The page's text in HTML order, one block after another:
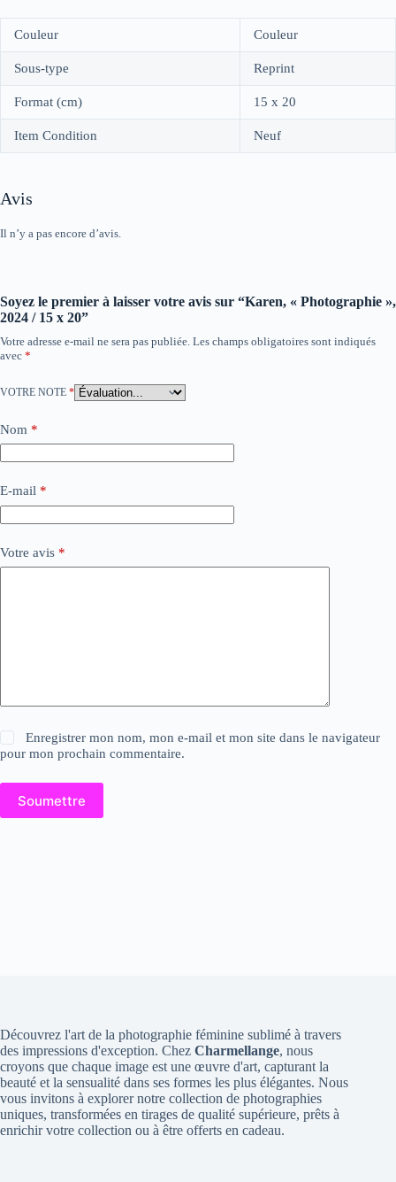
Couleur Couleur
Sous-type Reprint
Format (cm) 15 x 20
Item Condition Neuf
Avis
Il n’y a pas encore d’avis.
Soyez le premier à laisser votre avis sur “Karen, « Photographie »,
2024 / 15 x 20”
Votre adresse e-mail ne sera pas publiée. Les champs obligatoires sont indiqués
avec *
VOTRE NOTE *
Nom *
E-mail *
Votre avis *
Enregistrer mon nom, mon e-mail et mon site dans le navigateur
pour mon prochain commentaire.
Soumettre
Découvrez l'art de la photographie féminine sublimé à travers
des impressions d'exception. Chez Charmellange, nous
croyons que chaque image est une œuvre d'art, capturant la
beauté et la sensualité dans ses formes les plus élégantes. Nous
vous invitons à explorer notre collection de photographies
uniques, transformées en tirages de qualité supérieure, prêts à
enrichir votre collection ou à être offerts en cadeau.